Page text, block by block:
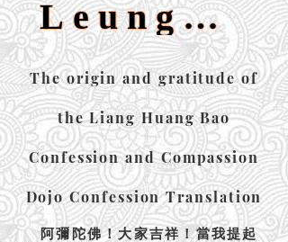
Leung Emperor's Repentance
The origin and gratitude of
the Liang Huang Bao
Confession and Compassion
Dojo Confession Translation
阿彌陀佛！大家吉祥！當我提起